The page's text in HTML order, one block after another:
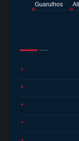
Guarulhos
●
●
●
●
●